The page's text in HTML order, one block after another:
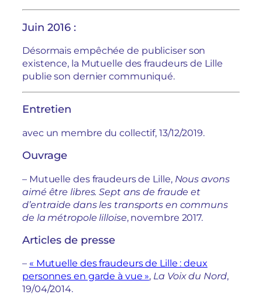
Juin 2016 :
Désormais empêchée de publiciser son
existence, la Mutuelle des fraudeurs de Lille
publie son dernier communiqué.
Entretien
avec un membre du collectif, 13/12/2019.
Ouvrage
– Mutuelle des fraudeurs de Lille, Nous avons
aimé être libres. Sept ans de fraude et
d’entraide dans les transports en communs
de la métropole lilloise, novembre 2017.
Articles de presse
– « Mutuelle des fraudeurs de Lille : deux
personnes en garde à vue », La Voix du Nord,
19/04/2014.